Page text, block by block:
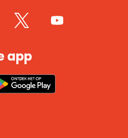
app